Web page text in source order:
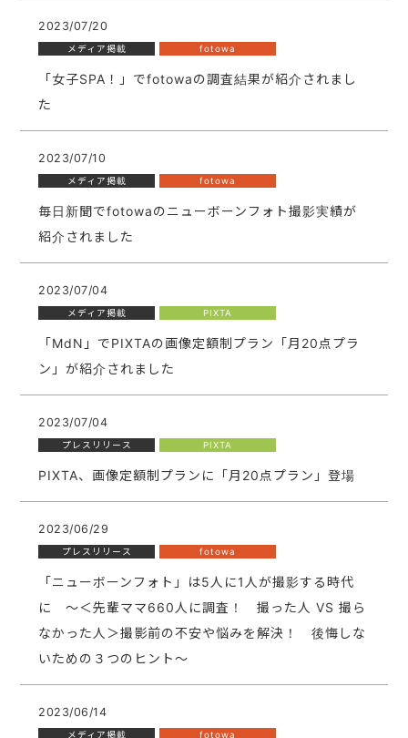
2023/07/20
メディア掲載 fotowa
「女子SPA！」でfotowaの調査結果が紹介されまし
た
2023/07/10
メディア掲載 fotowa
毎日新聞でfotowaのニューボーンフォト撮影実績が
紹介されました
2023/07/04
メディア掲載 PIXTA
「MdN」でPIXTAの画像定額制プラン「月20点プラ
ン」が紹介されました
2023/07/04
プレスリリース PIXTA
PIXTA、画像定額制プランに「月20点プラン」登場
2023/06/29
プレスリリース fotowa
「ニューボーンフォト」は5人に1人が撮影する時代
に 〜＜先輩ママ660人に調査！ 撮った人 VS 撮ら
なかった人＞撮影前の不安や悩みを解決！ 後悔しな
いための３つのヒント〜
2023/06/14
メディア掲載 fotowa